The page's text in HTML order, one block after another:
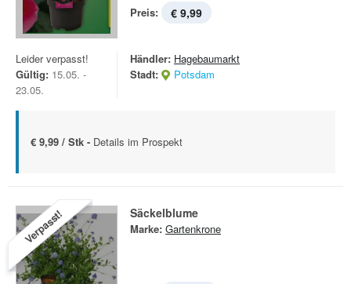
Preis: € 9,99
Leider verpasst!
Gültig: 15.05. -
23.05.
Händler: Hagebaumarkt
Stadt:
Potsdam
€ 9,99 / Stk - Details im Prospekt
Verpasst! Säckelblume
Marke: Gartenkrone